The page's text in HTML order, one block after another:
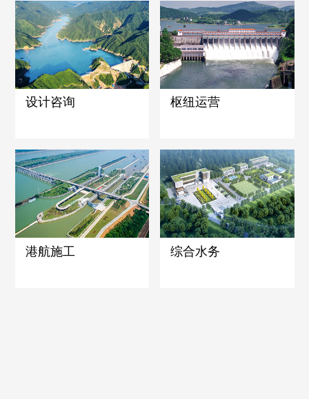
设计咨询 枢纽运营
港航施工 综合水务